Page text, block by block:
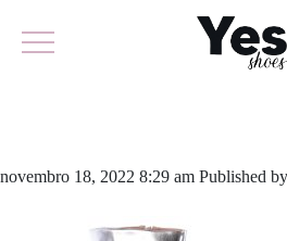
novembro 18, 2022 8:29 am Published by